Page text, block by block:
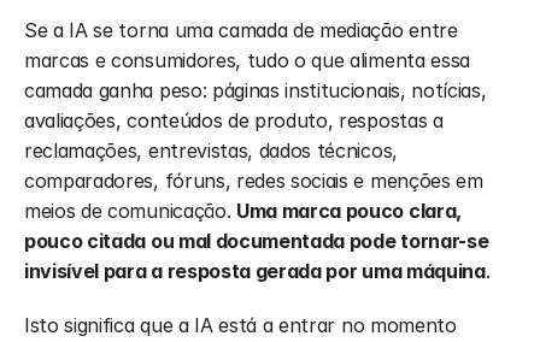
Se a IA se torna uma camada de mediação entre
marcas e consumidores, tudo o que alimenta essa
camada ganha peso: páginas institucionais, notícias,
avaliações, conteúdos de produto, respostas a
reclamações, entrevistas, dados técnicos,
comparadores, fóruns, redes sociais e menções em
meios de comunicação. Uma marca pouco clara,
pouco citada ou mal documentada pode tornar-se
invisível para a resposta gerada por uma máquina.
Isto significa que a IA está a entrar no momento